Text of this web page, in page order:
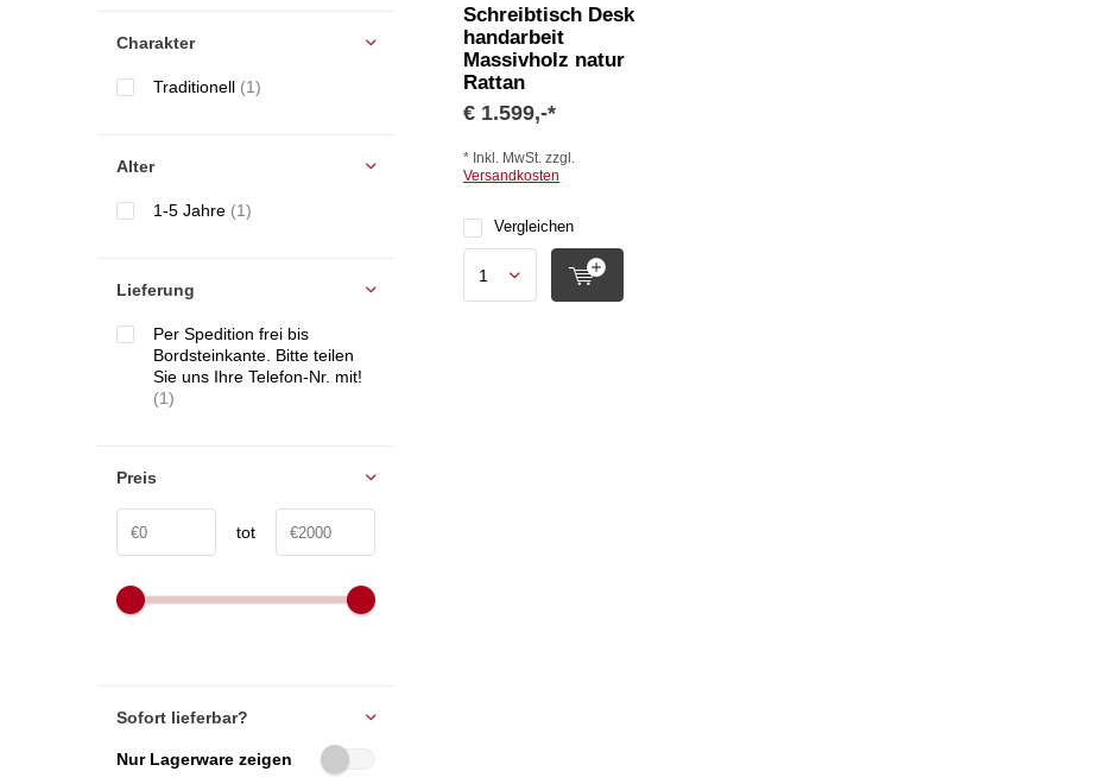
Schreibtisch Desk
handarbeit
Massivholz natur
Rattan
€ 1.599,-*
* Inkl. MwSt. zzgl.
Versandkosten
Vergleichen
Charakter
Traditionell (1)
Alter
1-5 Jahre (1)
Lieferung
Per Spedition frei bis
Bordsteinkante. Bitte teilen
Sie uns Ihre Telefon-Nr. mit!
(1)
Preis
tot
Sofort lieferbar?
Nur Lagerware zeigen